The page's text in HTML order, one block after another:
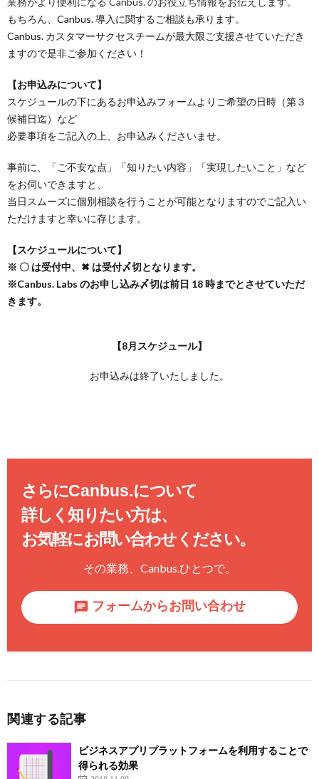
もちろん、Canbus. 導入に関するご相談も承ります。
Canbus. カスタマーサクセスチームが最大限ご支援させていただき
ますので是非ご参加ください！
【お申込みについて】
スケジュールの下にあるお申込みフォームよりご希望の日時（第３
候補日迄）など
必要事項をご記入の上、お申込みくださいませ。
事前に、「ご不安な点」「知りたい内容」「実現したいこと」など
をお伺いできますと、
当日スムーズに個別相談を行うことが可能となりますのでご記入い
ただけますと幸いに存じます。
【スケジュールについて】
※ 〇 は受付中、✖ は受付〆切となります。
※Canbus. Labs のお申し込み〆切は前日 18 時までとさせていただ
きます。
【8月スケジュール】
お申込みは終了いたしました。
さらにCanbus.について
詳しく知りたい方は、
お気軽にお問い合わせください。
その業務、 Canbus. ひとつで。
フォームからお問い合わせ
関連する記事
ビジネスアプリプラットフォームを利用することで
得られる効果